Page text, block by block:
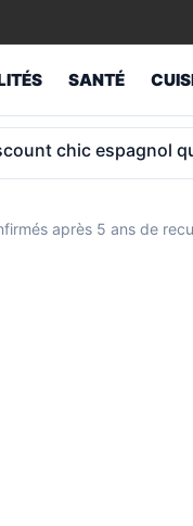
SANTÉ
après 45 ans de
après 5 ans de